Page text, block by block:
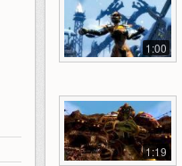
1:00
1:19